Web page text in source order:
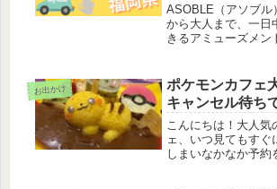
ASOBLE（アソブル
から大人まで、一日
きるアミューズメン
お出かけ
ポケモンカフェ
キャンセル待ち
こんにちは！大人気
ェ、いつ見てもすぐ
しまいなかなか予約